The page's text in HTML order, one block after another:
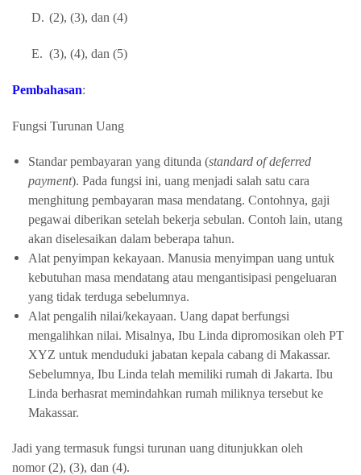
D. (2), (3), dan (4)
E. (3), (4), dan (5)
Pembahasan:
Fungsi Turunan Uang
Standar pembayaran yang ditunda (standard of deferred
payment). Pada fungsi ini, uang menjadi salah satu cara
menghitung pembayaran masa mendatang. Contohnya, gaji
pegawai diberikan setelah bekerja sebulan. Contoh lain, utang
akan diselesaikan dalam beberapa tahun.
Alat penyimpan kekayaan. Manusia menyimpan uang untuk
kebutuhan masa mendatang atau mengantisipasi pengeluaran
yang tidak terduga sebelumnya.
Alat pengalih nilai/kekayaan. Uang dapat berfungsi
mengalihkan nilai. Misalnya, Ibu Linda dipromosikan oleh PT
XYZ untuk menduduki jabatan kepala cabang di Makassar.
Sebelumnya, Ibu Linda telah memiliki rumah di Jakarta. Ibu
Linda berhasrat memindahkan rumah miliknya tersebut ke
Makassar.
Jadi yang termasuk fungsi turunan uang ditunjukkan oleh
nomor(2), (3), dan (4).